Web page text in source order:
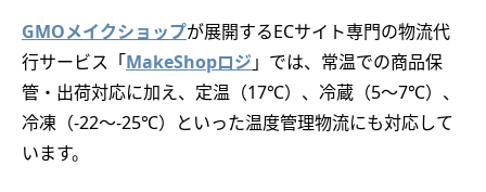
GMOメイクショップが展開するECサイト専門の物流代
行サービス「MakeShopロジ 」では、常温での商品保
管・出荷対応に加え、定温（17℃）、冷蔵（5～7℃）、
冷凍（‐22～‐25℃）といった温度管理物流にも対応して
います。